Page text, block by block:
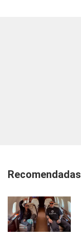
Recomendadas